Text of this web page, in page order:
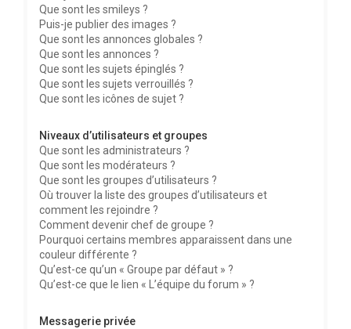
Que sont les smileys ?
Puis-je publier des images ?
Que sont les annonces globales ?
Que sont les annonces ?
Que sont les sujets épinglés ?
Que sont les sujets verrouillés ?
Que sont les icônes de sujet ?
Niveaux d’utilisateurs et groupes
Que sont les administrateurs ?
Que sont les modérateurs ?
Que sont les groupes d’utilisateurs ?
Où trouver la liste des groupes d’utilisateurs et
comment les rejoindre ?
Comment devenir chef de groupe ?
Pourquoi certains membres apparaissent dans une
couleur différente ?
Qu’est-ce qu’un « Groupe par défaut » ?
Qu’est-ce que le lien « L’équipe du forum » ?
Messagerie privée